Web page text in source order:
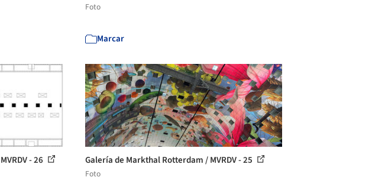
Foto
Marcar
- 26 Galería de Markthal Rotterdam / MVRDV - 25
Foto